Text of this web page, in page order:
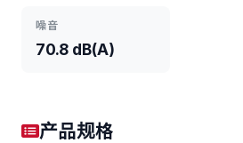
噪音
70.8 dB(A)
产品规格